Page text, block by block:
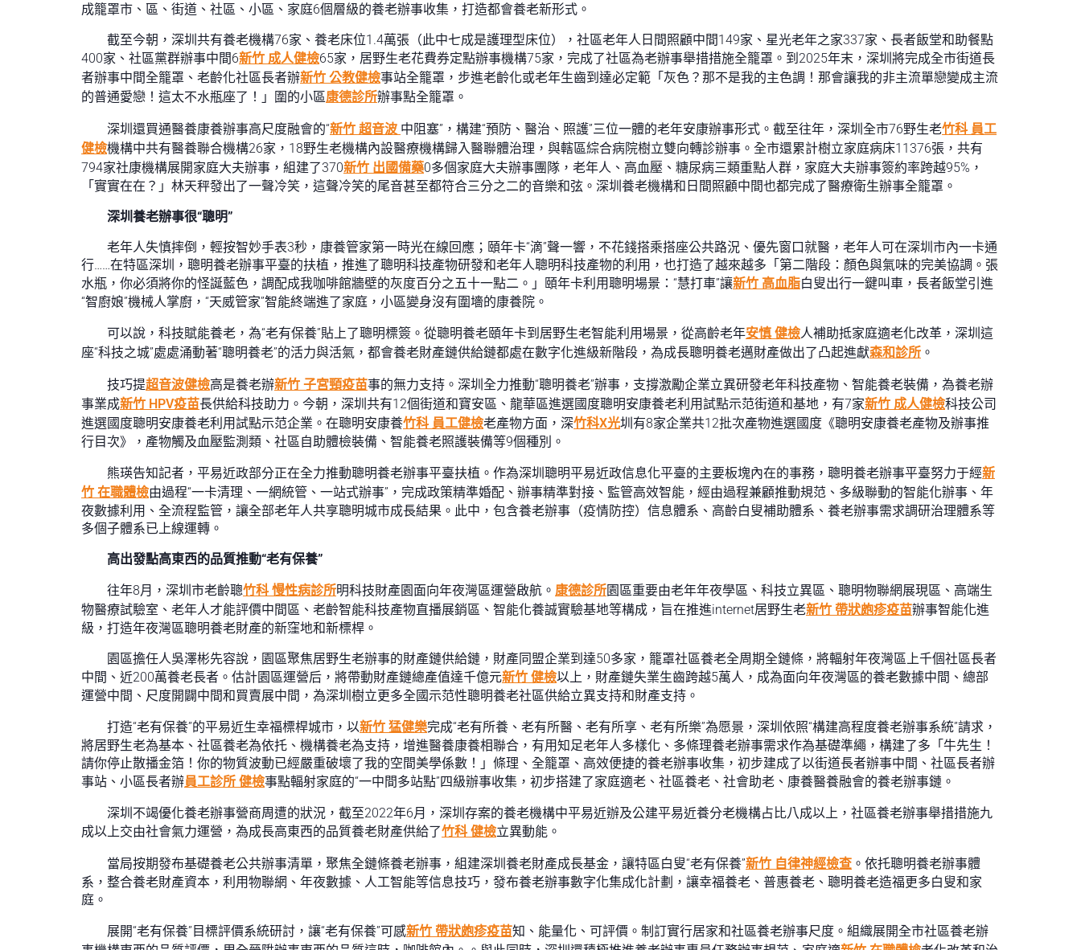
成籠罩市、區、街道、社區、小區、家庭6個層級的養老辦事收集，打造都會養老新形式。
截至今朝，深圳共有養老機構76家、養老床位1.4萬張（此中七成是護理型床位），社區老年人日間照顧中間149家、星光老年之家337家、長者飯堂和助餐點
400家、社區黨群辦事中間6新竹 成人健檢65家，居野生老花費券定點辦事機構75家，完成了社區為老辦事舉措措施全籠罩。到2025年末，深圳將完成全市街道長
者辦事中間全籠罩、老齡化社區長者辦新竹 公教健檢事站全籠罩，步進老齡化或老年生齒到達必定範「灰色？那不是我的主色調！那會讓我的非主流單戀變成主流
的普通愛戀！這太不水瓶座了！」圍的小區康德診所辦事點全籠罩。
深圳還買通醫養康養辦事高尺度融會的“新竹 超音波 中阻塞”，構建“預防、醫治、照護”三位一體的老年安康辦事形式。截至往年，深圳全市76野生老竹科 員工
健檢機構中共有醫養聯合機構26家，18野生老機構內設醫療機構歸入醫聯體治理，與轄區綜合病院樹立雙向轉診辦事。全市還累計樹立家庭病床11376張，共有
794家社康機構展開家庭大夫辦事，組建了370新竹 出國備藥0多個家庭大夫辦事團隊，老年人、高血壓、糖尿病三類重點人群，家庭大夫辦事簽約率跨越95%，
「實實在在？」林天秤發出了一聲冷笑，這聲冷笑的尾音甚至都符合三分之二的音樂和弦。深圳養老機構和日間照顧中間也都完成了醫療衛生辦事全籠罩。
深圳養老辦事很“聰明”
老年人失慎摔倒，輕按智妙手表3秒，康養管家第一時光在線回應；頤年卡“滴”聲一響，不花錢搭乘搭座公共路況、優先窗口就醫，老年人可在深圳市內一卡通
行……在特區深圳，聰明養老辦事平臺的扶植，推進了聰明科技產物研發和老年人聰明科技產物的利用，也打造了越來越多「第二階段：顏色與氣味的完美協調。張
水瓶，你必須將你的怪誕藍色，調配成我咖啡館牆壁的灰度百分之五十一點二。」頤年卡利用聰明場景：“慧打車”讓新竹 高血脂白叟出行一鍵叫車，長者飯堂引進
“智廚娘”機械人掌廚，“天威管家”智能終端進了家庭，小區變身沒有圍墻的康養院。
可以說，科技賦能養老，為“老有保養”貼上了聰明標簽。從聰明養老頤年卡到居野生老智能利用場景，從高齡老年安慎 健檢人補助抵家庭適老化改革，深圳這
座“科技之城”處處涌動著“聰明養老”的活力與活氣，都會養老財產鏈供給鏈都處在數字化進級新階段，為成長聰明養老邁財產做出了凸起進獻森和診所 。
技巧提超音波健檢高是養老辦新竹 子宮頸疫苗事的無力支持。深圳全力推動“聰明養老”辦事，支撐激勵企業立異研發老年科技產物、智能養老裝備，為養老辦
事業成新竹 HPV疫苗長供給科技助力。今朝，深圳共有12個街道和寶安區、龍華區進選國度聰明安康養老利用試點示范街道和基地，有7家新竹 成人健檢科技公司
進選國度聰明安康養老利用試點示范企業。在聰明安康養竹科 員工健檢老產物方面，深竹科X光圳有8家企業共12批次產物進選國度《聰明安康養老產物及辦事推
行目次》，產物觸及血壓監測類、社區自助體檢裝備、智能養老照護裝備等9個種別。
熊瑛告知記者，平易近政部分正在全力推動聰明養老辦事平臺扶植。作為深圳聰明平易近政信息化平臺的主要板塊內在的事務，聰明養老辦事平臺努力于經新
竹 在職體檢由過程“一卡清理、一網統管、一站式辦事”，完成政策精準婚配、辦事精準對接、監管高效智能，經由過程兼顧推動規范、多級聯動的智能化辦事、年
夜數據利用、全流程監管，讓全部老年人共享聰明城市成長結果。此中，包含養老辦事（疫情防控）信息體系、高齡白叟補助體系、養老辦事需求調研治理體系等
多個子體系已上線運轉。
高出發點高東西的品質推動“老有保養”
往年8月，深圳市老齡聰竹科 慢性病診所明科技財產園面向年夜灣區運營啟航。 康德診所園區重要由老年年夜學區、科技立異區、聰明物聯網展現區、高端生
物醫療試驗室、老年人才能評價中間區、老齡智能科技產物直播展銷區、智能化養誠實驗基地等構成，旨在推進internet居野生老新竹 帶狀皰疹疫苗辦事智能化進
級，打造年夜灣區聰明養老財產的新窪地和新標桿。
園區擔任人吳澤彬先容說，園區聚焦居野生老辦事的財產鏈供給鏈，財產同盟企業到達50多家，籠罩社區養老全周期全鏈條，將輻射年夜灣區上千個社區長者
中間、近200萬養老長者。估計園區運營后，將帶動財產鏈總產值達千億元新竹 健檢以上，財產鏈失業生齒跨越5萬人，成為面向年夜灣區的養老數據中間、總部
運營中間、尺度開闢中間和買賣展中間，為深圳樹立更多全國示范性聰明養老社區供給立異支持和財產支持。
打造“老有保養”的平易近生幸福標桿城市，以新竹 猛健樂完成“老有所養、老有所醫、老有所享、老有所樂”為愿景，深圳依照“構建高程度養老辦事系統”請求，
將居野生老為基本、社區養老為依托、機構養老為支持，增進醫養康養相聯合，有用知足老年人多樣化、多條理養老辦事需求作為基礎準繩，構建了多「牛先生！
請你停止散播金箔！你的物質波動已經嚴重破壞了我的空間美學係數！」條理、全籠罩、高效便捷的養老辦事收集，初步建成了以街道長者辦事中間、社區長者辦
事站、小區長者辦員工診所 健檢事點輻射家庭的“一中間多站點”四級辦事收集，初步搭建了家庭適老、社區養老、社會助老、康養醫養融會的養老辦事鏈。
深圳不竭優化養老辦事營商周遭的狀況，截至2022年6月，深圳存案的養老機構中平易近辦及公建平易近養分老機構占比八成以上，社區養老辦事舉措措施九
成以上交由社會氣力運營，為成長高東西的品質養老財產供給了竹科 健檢立異動能。
當局按期發布基礎養老公共辦事清單，聚焦全鏈條養老辦事，組建深圳養老財產成長基金，讓特區白叟“老有保養”新竹 自律神經檢查 。依托聰明養老辦事體
系，整合養老財產資本，利用物聯網、年夜數據、人工智能等信息技巧，發布養老辦事數字化集成化計劃，讓幸福養老、普惠養老、聰明養老造福更多白叟和家
庭。
展開“老有保養”目標評價系統研討，讓“老有保養”可感新竹 帶狀皰疹疫苗知、能量化、可評價。制訂實行居家和社區養老辦事尺度。組織展開全市社區養老辦